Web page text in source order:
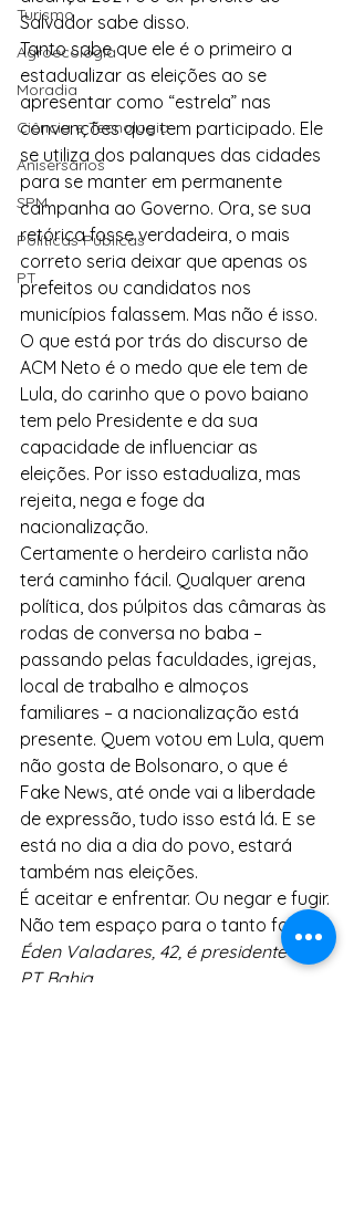
Turismo
Agroecologia
Moradia
Ciência e Tecnologia
Anisersários
SPM
Políticas Públicas
PT
Salvador sabe disso.
Tanto sabe que ele é o primeiro a
estadualizar as eleições ao se
apresentar como “estrela” nas
convenções que tem participado. Ele
se utiliza dos palanques das cidades
para se manter em permanente
campanha ao Governo. Ora, se sua
retórica fosse verdadeira, o mais
correto seria deixar que apenas os
prefeitos ou candidatos nos
municípios falassem. Mas não é isso.
O que está por trás do discurso de
ACM Neto é o medo que ele tem de
Lula, do carinho que o povo baiano
tem pelo Presidente e da sua
capacidade de influenciar as
eleições. Por isso estadualiza, mas
rejeita, nega e foge da
nacionalização.
Certamente o herdeiro carlista não
terá caminho fácil. Qualquer arena
política, dos púlpitos das câmaras às
rodas de conversa no baba –
passando pelas faculdades, igrejas,
local de trabalho e almoços
familiares – a nacionalização está
presente. Quem votou em Lula, quem
não gosta de Bolsonaro, o que é
Fake News, até onde vai a liberdade
de expressão, tudo isso está lá. E se
está no dia a dia do povo, estará
também nas eleições.
É aceitar e enfrentar. Ou negar e fugir.
Não tem espaço para o tanto faz.
Éden Valadares, 42, é presidente do
PT Bahia